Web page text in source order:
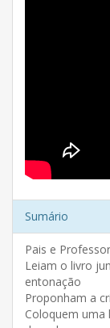
Sumário
Pais e
Leiam o livro
entonação
Proponham a
Coloquem uma